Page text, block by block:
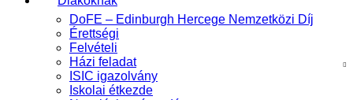
DoFE – Edinburgh Hercege Nemzetközi Díj
Érettségi
Felvételi
Házi feladat
ISIC igazolvány
Iskolai étkezde